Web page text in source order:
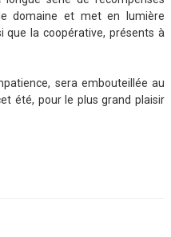
domaine et met en lumière
que la coopérative, présents à
sera embouteillée au
été, pour le plus grand plaisir